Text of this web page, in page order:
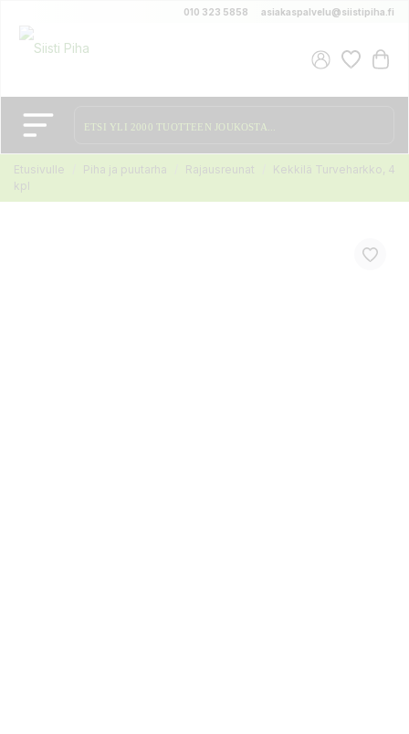
010 323 5858 asiakaspalvelu@siistipiha.fi
Etusivulle Piha ja puutarha Rajausreunat
Kekkilä Turveharkko, 4
kpl